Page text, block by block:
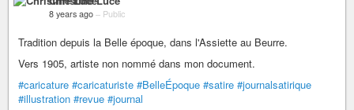
8 years ago – Public
Tradition depuis la Belle époque, dans l'Assiette au Beurre.
Vers 1905, artiste non nommé dans mon document.
#caricature #caricaturiste #BelleÉpoque #satire #journalsatirique
#illustration #revue #journal